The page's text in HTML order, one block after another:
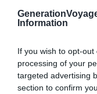
Information
If you wish to opt-
processing of your
targeted advertising
section to confirm
Pourquoi les
thermes ?
4 itinéraires dans
et mythes